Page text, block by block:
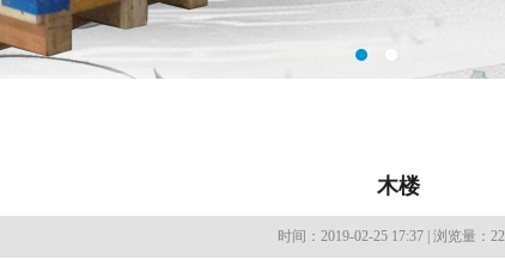
木楼
时间：2019-02-25 17:37 | 浏览量：